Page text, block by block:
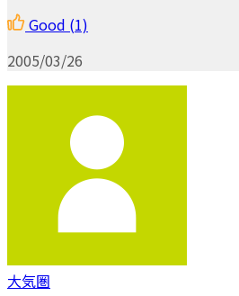
Good (1)
2005/03/26
大気圏